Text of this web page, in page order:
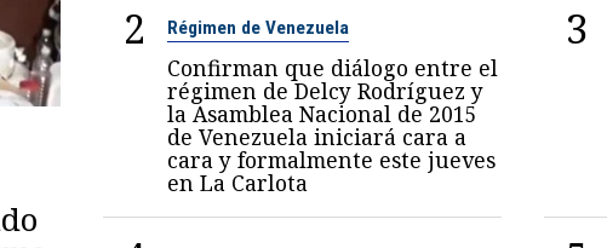
2 Régimen de Venezuela
Confirman que diálogo entre el
régimen de Delcy Rodríguez y
la Asamblea Nacional de 2015
de Venezuela iniciará cara a
cara y formalmente este jueves
en La Carlota
3